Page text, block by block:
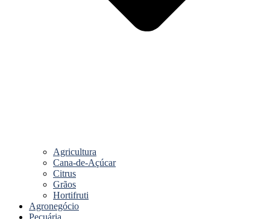
Agricultura
Cana-de-Açúcar
Citrus
Grãos
Hortifruti
Agronegócio